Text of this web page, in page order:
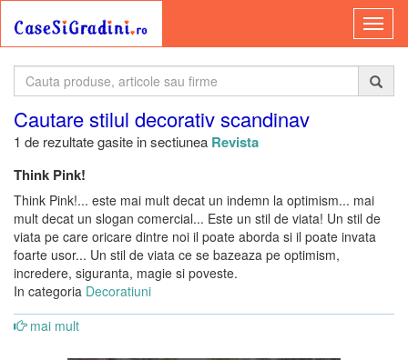
Cautare stilul decorativ scandinav
1 de rezultate gasite in sectiunea Revista
Think Pink!
Think Pink!... este mai mult decat un indemn la optimism... mai
mult decat un slogan comercial... Este un stil de viata! Un stil de
viata pe care oricare dintre noi il poate aborda si il poate invata
foarte usor... Un stil de viata ce se bazeaza pe optimism,
incredere, siguranta, magie si poveste.
In categoria Decoratiuni
mai mult